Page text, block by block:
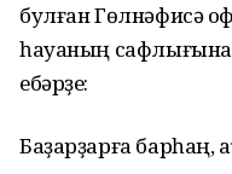
булған Гөлнәфисә
һауаның
ебәрҙе:
Баҙарҙарға барһаң,